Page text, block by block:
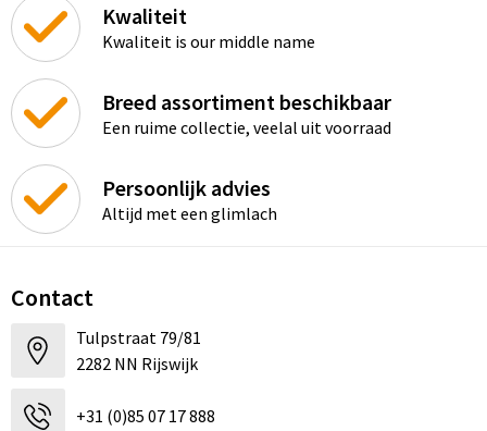
Kwaliteit
Kwaliteit is our middle name
Breed assortiment beschikbaar
Een ruime collectie, veelal uit voorraad
Persoonlijk advies
Altijd met een glimlach
Contact
Tulpstraat 79/81
2282 NN Rijswijk
+31 (0)85 07 17 888